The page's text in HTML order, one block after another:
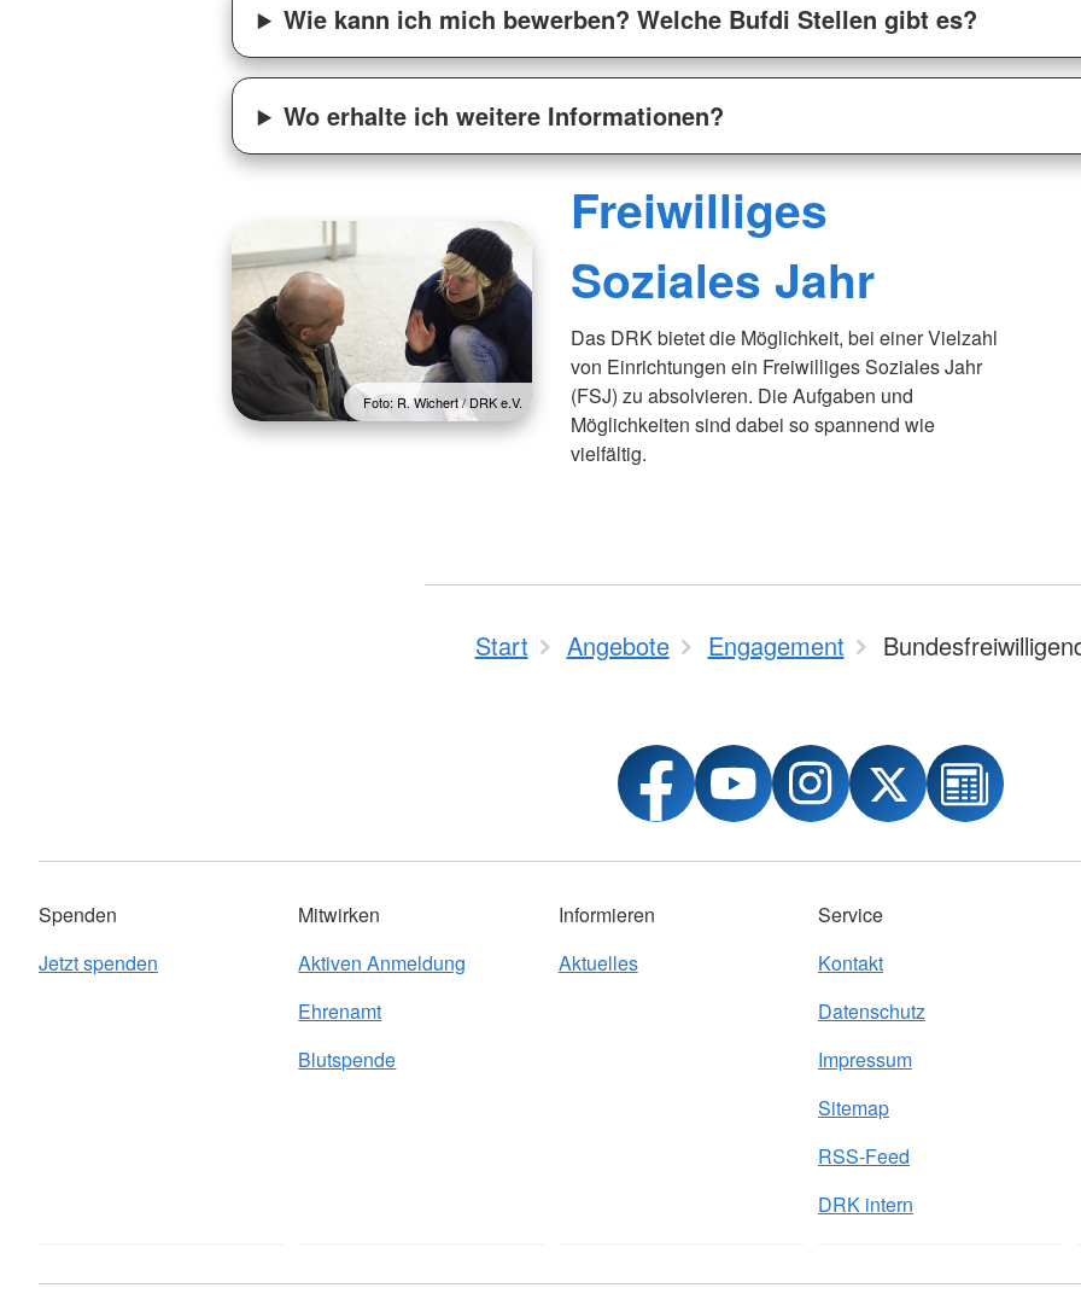
Wie kann ich mich bewerben? Welche Bufdi Stellen gibt es?
Wo erhalte ich weitere Informationen?
Foto: R. Wichert / DRK e.V.
Freiwilliges
Soziales Jahr
Das DRK bietet die Möglichkeit, bei einer Vielzahl
von Einrichtungen ein Freiwilliges Soziales Jahr
(FSJ) zu absolvieren. Die Aufgaben und
Möglichkeiten sind dabei so spannend wie
vielfältig.
Start Angebote Engagement
Spenden
Jetzt spenden
Mitwirken
Aktiven Anmeldung
Ehrenamt
Blutspende
Informieren
Aktuelles
Service
Kontakt
Datenschutz
Impressum
Sitemap
RSS-Feed
DRK intern